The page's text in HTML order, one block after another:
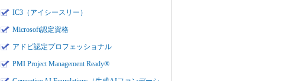
IC3（アイシースリー）
Microsoft認定資格
アドビ認定プロフェッショナル
PMI Project Management Ready®